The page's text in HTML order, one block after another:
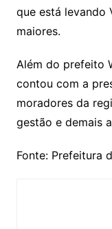
que está levando
maiores.
Além do prefeito
contou com a
moradores da
gestão e demais
Fonte: Prefeitura